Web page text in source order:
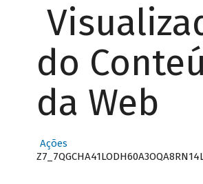
do
da Web
Ações